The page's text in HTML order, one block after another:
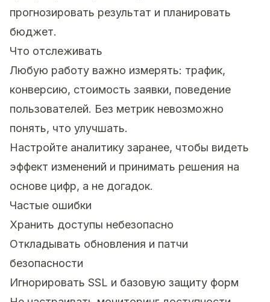
прогнозировать результат и планировать
бюджет.
Что отслеживать
Любую работу важно измерять: трафик,
конверсию, стоимость заявки, поведение
пользователей. Без метрик невозможно
понять, что улучшать.
Настройте аналитику заранее, чтобы видеть
эффект изменений и принимать решения на
основе цифр, а не догадок.
Частые ошибки
Хранить доступы небезопасно
Откладывать обновления и патчи
безопасности
Игнорировать SSL и базовую защиту форм